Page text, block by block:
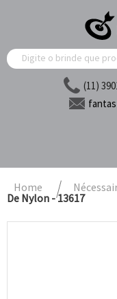
(11)
Home
De Nylon - 13617